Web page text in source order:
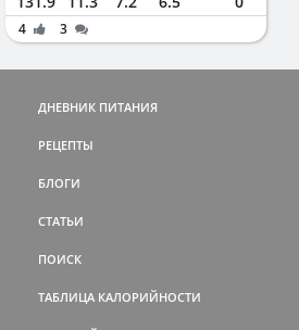
4 3
ДНЕВНИК ПИТАНИЯ
РЕЦЕПТЫ
БЛОГИ
СТАТЬИ
ПОИСК
ТАБЛИЦА КАЛОРИЙНОСТИ